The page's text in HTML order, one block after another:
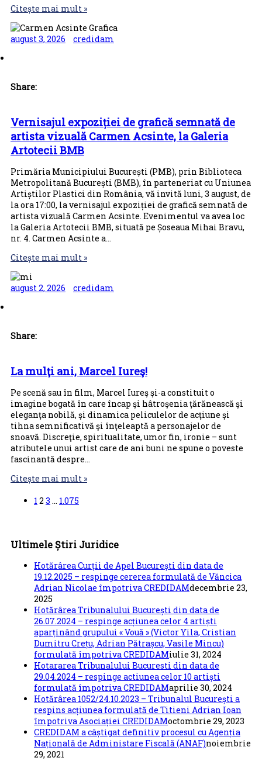
Citește mai mult »
august 3, 2026 credidam
Share:
Vernisajul expoziției de grafică semnată de
artista vizuală Carmen Acsinte, la Galeria
Artotecii BMB
Primăria Municipiului București (PMB), prin Biblioteca
Metropolitană București (BMB), în parteneriat cu Uniunea
Artiștilor Plastici din România, vă invită luni, 3 august, de
la ora 17:00, la vernisajul expoziției de grafică semnată de
artista vizuală Carmen Acsinte. Evenimentul va avea loc
la Galeria Artotecii BMB, situată pe Șoseaua Mihai Bravu,
nr. 4. Carmen Acsinte a…
Citește mai mult »
august 2, 2026 credidam
Share:
La mulţi ani, Marcel Iureş!
Pe scenă sau în film, Marcel Iureş şi-a constituit o
imagine bogată în care încap şi hâtroşenia ţărănească şi
eleganţa nobilă, şi dinamica peliculelor de acţiune şi
tihna semnificativă şi înţeleaptă a personajelor de
snoavă. Discreţie, spiritualitate, umor fin, ironie – sunt
atributele unui artist care de ani buni ne spune o poveste
fascinantă despre…
Citește mai mult »
1 2 3 … 1.075
Ultimele Știri Juridice
Hotărârea Curții de Apel București din data de
19.12.2025 – respinge cererea formulată de Văncica
Adrian Nicolae împotriva CREDIDAMdecembrie 23,
2025
Hotărârea Tribunalului București din data de
26.07.2024 – respinge acțiunea celor 4 artiști
aparținând grupului « Vouă » (Victor Yila, Cristian
Dumitru Crețu, Adrian Pătrașcu, Vasile Mincu)
formulată împotriva CREDIDAMiulie 31, 2024
Hotararea Tribunalului Bucuresti din data de
29.04.2024 – respinge actiunea celor 10 artiști
formulată împotriva CREDIDAMaprilie 30, 2024
Hotărârea 1052/24.10.2023 – Tribunalul București a
respins acțiunea formulată de Titieni Adrian Ioan
împotriva Asociației CREDIDAMoctombrie 29, 2023
CREDIDAM a câștigat definitiv procesul cu Agenția
Națională de Administare Fiscală (ANAF)noiembrie
29, 2021